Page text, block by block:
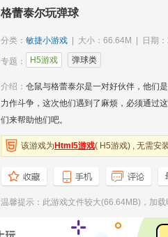
格蕾泰尔玩弹球
分类： 敏捷小游戏 | 大小：66.64M | 日期
专题： H5游戏 弹球类
介绍： 仓鼠与格蕾泰尔是一对好伙伴，他们
力作斗争，这次他们遇到了麻烦，必须通过
们来帮助他们吧。
该游戏为 Html5游戏( H5游戏) , 无需安
温馨提示：此游戏文件较大(66.64MB)，加载